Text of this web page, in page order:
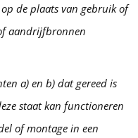
de plaats van gebruik of
aandrijfbronnen
a) en b) dat gereed is
staat kan functioneren
of montage in een